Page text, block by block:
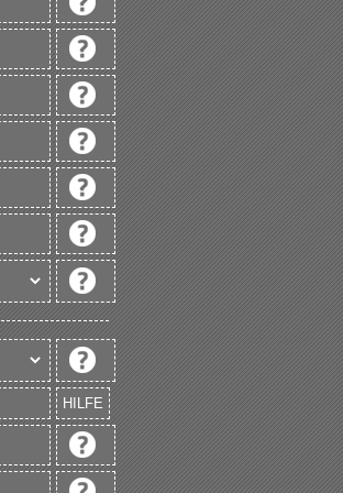
HILFE